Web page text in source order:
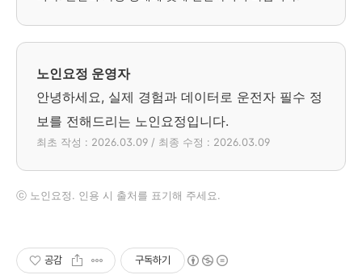
노인요정 운영자
안녕하세요, 실제 경험과 데이터로 운전자 필수 정
보를 전해드리는 노인요정입니다.
최초 작성 : 2026.03.09 / 최종 수정 : 2026.03.09
ⓒ 노인요정. 인용 시 출처를 표기해 주세요.
공감 구독하기